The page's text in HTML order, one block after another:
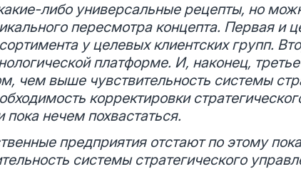
либо универсальные рецепты, но
пересмотра концепта. Первая и
у целевых клиентских групп.
платформе. И, наконец,
чем выше чувствительность системы
корректировки
нечем похвастаться.
предприятия отстают по этому
системы стратегического